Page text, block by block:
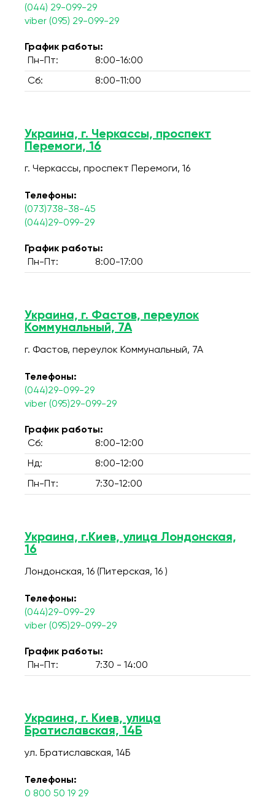
(044) 29-099-29
viber (095) 29-099-29
График работы:
Пн-Пт:
8:00-16:00
Сб: 8:00-11:00
Украина, г. Черкассы, проспект
Перемоги, 16
г. Черкассы, проспект Перемоги, 16
Телефоны:
(073)738-38-45
(044)29-099-29
График работы:
Пн-Пт:
8:00-17:00
Украина, г. Фастов, переулок
Коммунальный, 7А
г. Фастов, переулок Коммунальный, 7А
Телефоны:
(044)29-099-29
viber (095)29-099-29
График работы:
Сб:
8:00-12:00
Нд: 8:00-12:00
Пн-Пт: 7:30-12:00
Украина, г.Киев, улица Лондонская,
16
Лондонская, 16 (Питерская, 16 )
Телефоны:
(044)29-099-29
viber (095)29-099-29
График работы:
Пн-Пт:
7:30 - 14:00
Украина, г. Киев, улица
Братиславская, 14Б
ул. Братиславская, 14Б
Телефоны:
0 800 50 19 29